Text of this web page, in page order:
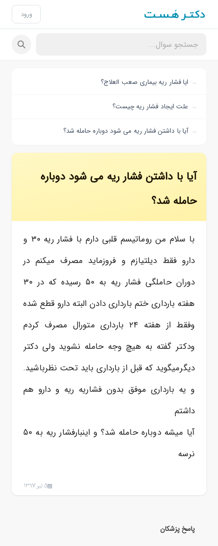
ورود
ایا فشار ریه بیماری صعب العلاج؟
علت ایجاد فشار ریه چیست؟
آیا با داشتن فشار ریه می شود دوباره حامله شد؟
آیا با داشتن فشار ریه می شود دوباره
حامله شد؟
با سلام من روماتیسم قلبی دارم با فشار ریه ۳۰ و
دارو فقط دیلتیازم و فروزماید مصرف میکنم در
دوران حاملگی فشار ریه به ۵۰ رسیده که در ۳۰
هفته بارداری ختم بارداری دادن البته دارو قطع شده
وفقط از هفته ۲۴ بارداری متورال مصرف کردم
ودکتر گفته به هیچ وجه حامله نشوید ولی دکتر
دیگرمیگوید که قبل از بارداری باید تحت نظرباشید.
و یه بارداری موفق بدون فشاریه ریه و دارو هم
داشتم
آیا میشه دوباره حامله شد؟ و اینبارفشار ریه به ۵۰
نرسه
5 تیر 1397
پاسخ پزشکان